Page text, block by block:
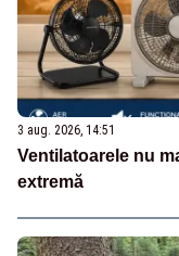
3 aug. 2026, 14:51
Ventilatoarele nu
extremă